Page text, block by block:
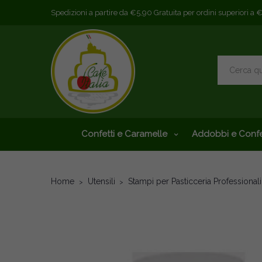
Spedizioni a partire da €5,90 Gratuita per ordini superiori a
Confetti e Caramelle Addobbi e
Home Utensili Stampi per Pasticceria Professionali